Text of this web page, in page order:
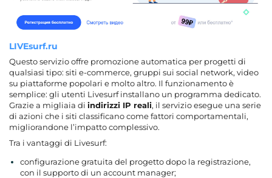
LIVEsurf.ru
Questo servizio offre promozione automatica per progetti di
qualsiasi tipo: siti e-commerce, gruppi sui social network, video
su piattaforme popolari e molto altro. Il funzionamento è
semplice: gli utenti Livesurf installano un programma dedicato.
Grazie a migliaia di indirizzi IP reali, il servizio esegue una serie
di azioni che i siti classificano come fattori comportamentali,
migliorandone l’impatto complessivo.
Tra i vantaggi di Livesurf:
configurazione gratuita del progetto dopo la registrazione,
con il supporto di un account manager;